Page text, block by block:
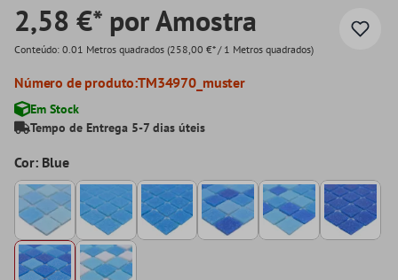
2,58 €* por Amostra
Conteúdo: 0.01 Metros quadrados (258,00 €* / 1 Metros quadrados)
Número de produto:TM34970_muster
Em Stock
Tempo de Entrega 5-7 dias úteis
Cor: Blue